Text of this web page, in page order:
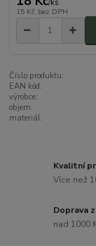
/ks
15 Kč bez DPH
Číslo produktu:
EAN kód:
výrobce:
objem:
materiál:
Kvalitní
Více než
Doprava
nad 1000